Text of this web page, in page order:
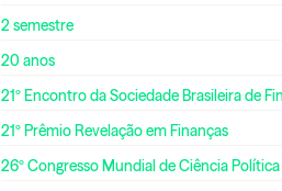
2 semestre
20 anos
21º Encontro da Sociedade Brasileira de
21º Prêmio Revelação em Finanças
26º Congresso Mundial de Ciência Política